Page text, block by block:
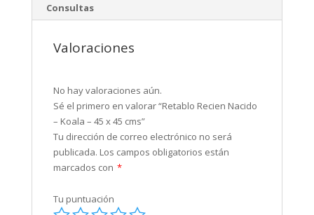
Consultas
Valoraciones
No hay valoraciones aún.
Sé el primero en valorar “Retablo Recien Nacido
– Koala – 45 x 45 cms”
Tu dirección de correo electrónico no será
publicada. Los campos obligatorios están
marcados con *
Tu puntuación